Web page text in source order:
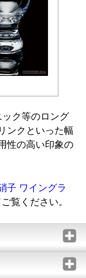
ク等のロング
ンクといった幅
性の高い印象の
子 ワイングラ
覧ください。